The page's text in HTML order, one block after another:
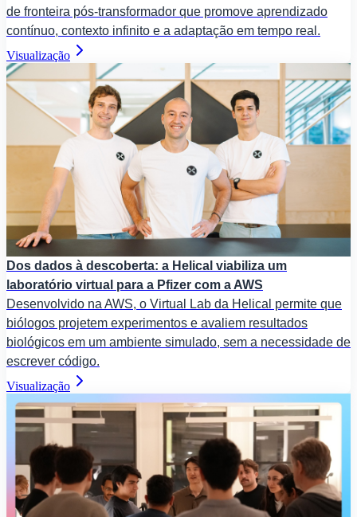
de fronteira pós-transformador que promove aprendizado
contínuo, contexto infinito e a adaptação em tempo real.
Visualização
Dos dados à descoberta: a Helical viabiliza um
laboratório virtual para a Pfizer com a AWS
Desenvolvido na AWS, o Virtual Lab da Helical permite que
biólogos projetem experimentos e avaliem resultados
biológicos em um ambiente simulado, sem a necessidade de
escrever código.
Visualização